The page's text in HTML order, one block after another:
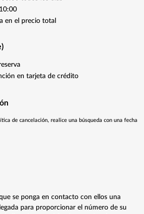
en el precio total
en tarjeta de crédito
de cancelación, realice una búsqueda con una fecha
se ponga en contacto con ellos una
para proporcionar el número de su